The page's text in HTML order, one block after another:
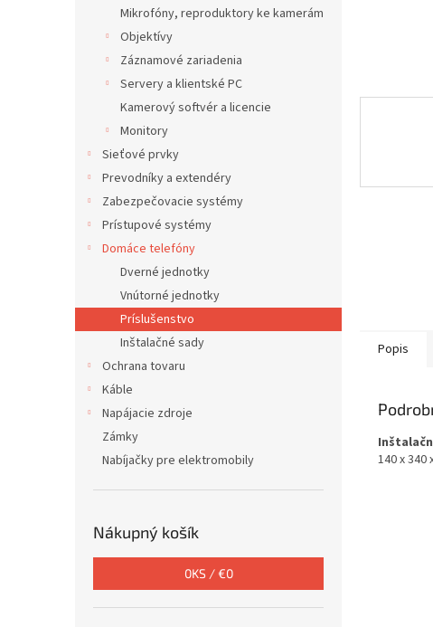
Mikrofóny, reproduktory ke kamerám
Objektívy
Záznamové zariadenia
Servery a klientské PC
Kamerový softvér a licencie
Monitory
Sieťové prvky
Prevodníky a extendéry
Zabezpečovacie systémy
Prístupové systémy
Domáce telefóny
Dverné jednotky
Vnútorné jednotky
Príslušenstvo
Inštalačné sady
Ochrana tovaru
Káble
Napájacie zdroje
Zámky
Nabíjačky pre elektromobily
Nákupný košík
0KS /€0
Popis
140 x 340